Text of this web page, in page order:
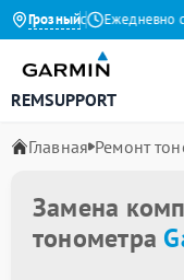
Грозный
на Яндекс Ежедневно с
REMSUPPORT
Главная Ремонт
Замена
тонометра